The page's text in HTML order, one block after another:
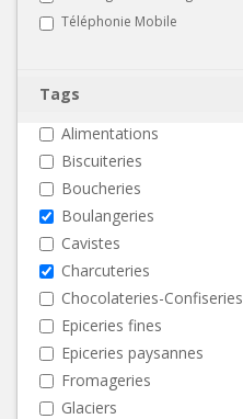
Téléphonie Mobile
Tags
Alimentations
Biscuiteries
Boucheries
Boulangeries
Cavistes
Charcuteries
Chocolateries-Confiseries
Epiceries fines
Epiceries paysannes
Fromageries
Glaciers